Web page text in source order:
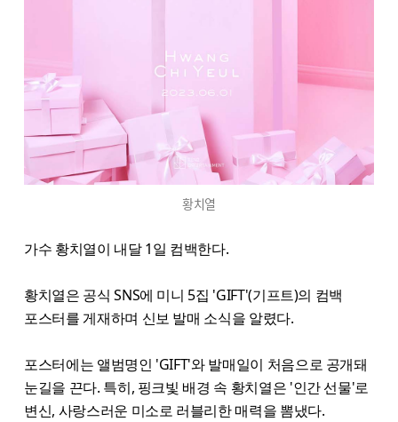
황치열
가수 황치열이 내달 1일 컴백한다.
황치열은 공식 SNS에 미니 5집 'GIFT'(기프트)의 컴백
포스터를 게재하며 신보 발매 소식을 알렸다.
포스터에는 앨범명인 'GIFT'와 발매일이 처음으로 공개돼
눈길을 끈다. 특히, 핑크빛 배경 속 황치열은 '인간 선물'로
변신, 사랑스러운 미소로 러블리한 매력을 뽐냈다.